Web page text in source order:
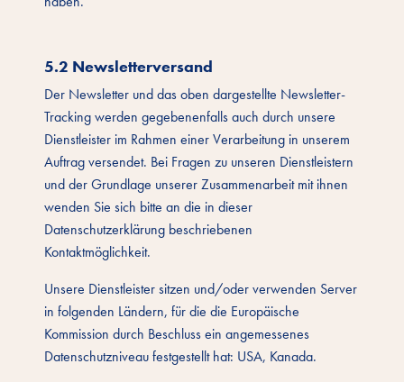
5.2 Newsletterversand
Der Newsletter und das oben dargestellte Newsletter-
Tracking werden gegebenenfalls auch durch unsere
Dienstleister im Rahmen einer Verarbeitung in unserem
Auftrag versendet. Bei Fragen zu unseren Dienstleistern
und der Grundlage unserer Zusammenarbeit mit ihnen
wenden Sie sich bitte an die in dieser
Datenschutzerklärung beschriebenen
Kontaktmöglichkeit.
Unsere Dienstleister sitzen und/oder verwenden Server
in folgenden Ländern, für die die Europäische
Kommission durch Beschluss ein angemessenes
Datenschutzniveau festgestellt hat: USA, Kanada.